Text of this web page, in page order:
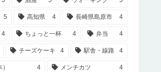
5 高知県 4 長崎県島原市 4
4 ちょっと一杯 4 弁当 4
チーズケーキ 4 駅舎・線路 4
4 メンチカツ 4